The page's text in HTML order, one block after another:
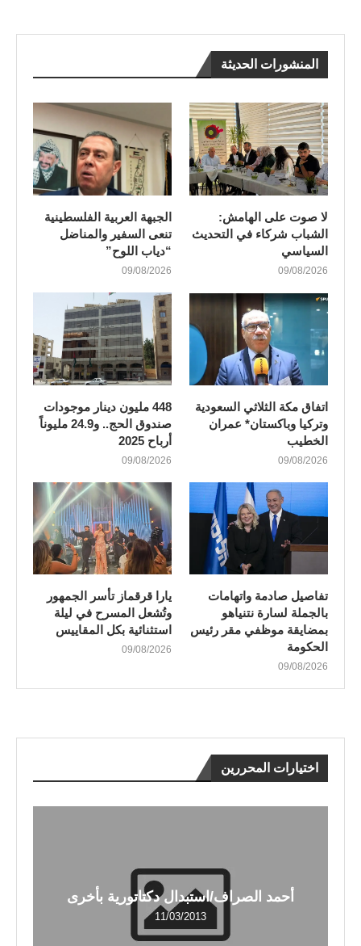
المنشورات الحديثة
لا صوت على الهامش:
الشباب شركاء في التحديث
السياسي
09/08/2026
الجبهة العربية الفلسطينية
تنعى السفير والمناضل
“دياب اللوح”
09/08/2026
اتفاق مكة الثلاثي السعودية
وتركيا وباكستان* عمران
الخطيب
09/08/2026
448 مليون دينار موجودات
صندوق الحج.. و24.9 مليوناً
أرباح 2025
09/08/2026
تفاصيل صادمة واتهامات
بالجملة لسارة نتنياهو
بمضايقة موظفي مقر رئيس
الحكومة
09/08/2026
يارا قرقماز تأسر الجمهور
وتُشعل المسرح في ليلة
استثنائية بكل المقاييس
09/08/2026
اختيارات المحررين
أحمد الصراف/استبدال دكتاتورية بأخرى
11/03/2013